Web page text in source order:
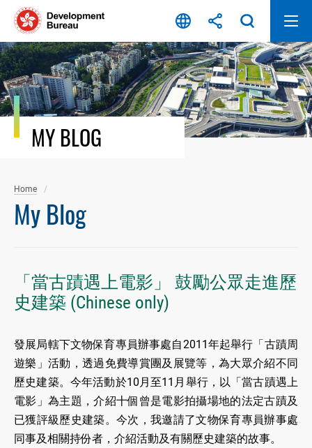
Skip
content
MY BLOG
Home
My Blog
「當古蹟遇上電影」 鼓勵公眾走進歷
史建築 (Chinese only)
發展局轄下文物保育專員辦事處自2011年起舉行「古蹟周
遊樂」活動，透過免費導賞團及展覽等，為大眾介紹不同
歷史建築。今年活動於10月至11月舉行，以「當古蹟遇上
電影」為主題，介紹十個曾是電影拍攝場地的法定古蹟及
已獲評級歷史建築。今次，我邀請了文物保育專員辦事處
同事及相關持份者，介紹活動及有關歷史建築的故事。